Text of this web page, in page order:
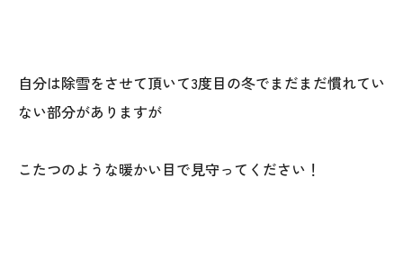
自分は除雪をさせて頂いて3度目の冬でまだまだ慣れてい
ない部分がありますが
こたつのような暖かい目で見守ってください！